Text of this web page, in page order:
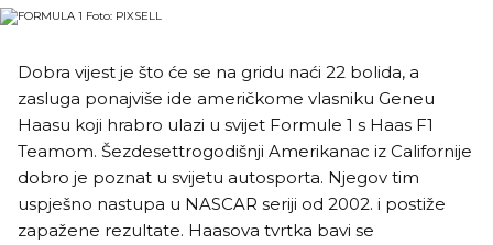
Foto: PIXSELL
Dobra vijest je što će se na gridu naći 22 bolida, a
zasluga ponajviše ide američkome vlasniku Geneu
Haasu koji hrabro ulazi u svijet Formule 1 s Haas F1
Teamom. Šezdesettrogodišnji Amerikanac iz Californije
dobro je poznat u svijetu autosporta. Njegov tim
uspješno nastupa u NASCAR seriji od 2002. i postiže
zapažene rezultate. Haasova tvrtka bavi se